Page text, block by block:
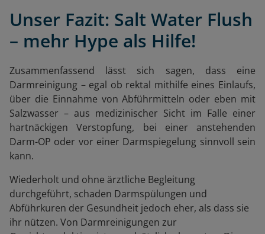
Unser Fazit: Salt Water Flush
– mehr Hype als Hilfe!
Zusammenfassend lässt sich sagen, dass eine
Darmreinigung – egal ob rektal mithilfe eines Einlaufs,
über die Einnahme von Abführmitteln oder eben mit
Salzwasser – aus medizinischer Sicht im Falle einer
hartnäckigen Verstopfung, bei einer anstehenden
Darm-OP oder vor einer Darmspiegelung sinnvoll sein
kann.
Wiederholt und ohne ärztliche Begleitung
durchgeführt, schaden Darmspülungen und
Abführkuren der Gesundheit jedoch eher, als dass sie
ihr nützen. Von Darmreinigungen zur